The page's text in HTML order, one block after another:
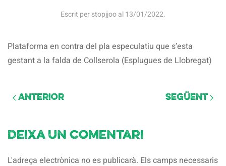
Escrit perstopjjooal13/01/2022.
Plataforma en contra del pla especulatiu que s’esta
gestant a la falda de Collserola (Esplugues de Llobregat)
Anterior Següent
Deixa un comentari
L'adreça electrònica no es publicarà. Els camps necessaris